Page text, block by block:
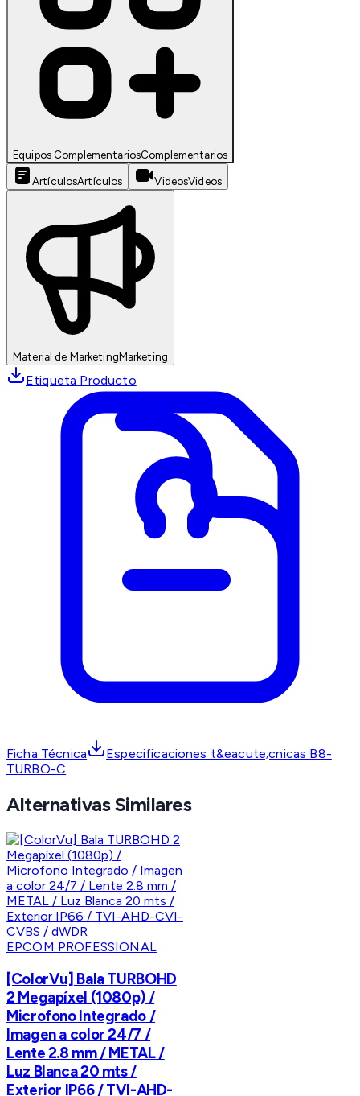
Equipos ComplementariosComplementarios
ArtículosArtículos VideosVideos
Material de MarketingMarketing
Etiqueta Producto
Ficha Técnica
Especificaciones t&eacute;cnicas B8-
TURBO-C
Alternativas Similares
EPCOM PROFESSIONAL
[ColorVu] Bala TURBOHD
2 Megapíxel (1080p) /
Microfono Integrado /
Imagen a color 24/7 /
Lente 2.8 mm / METAL /
Luz Blanca 20 mts /
Exterior IP66 / TVI-AHD-